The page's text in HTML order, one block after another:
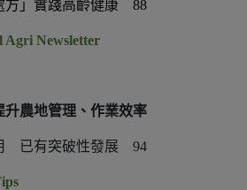
方」實踐高齡健康 88
Agri Newsletter
農地管理、作業效率
已有突破性發展 94